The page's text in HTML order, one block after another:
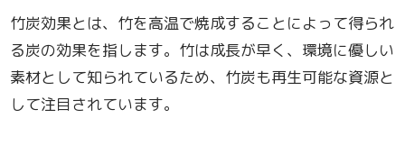
竹炭効果とは、竹を高温で焼成することによって得られ
る炭の効果を指します。竹は成長が早く、環境に優しい
素材として知られているため、竹炭も再生可能な資源と
して注目されています。